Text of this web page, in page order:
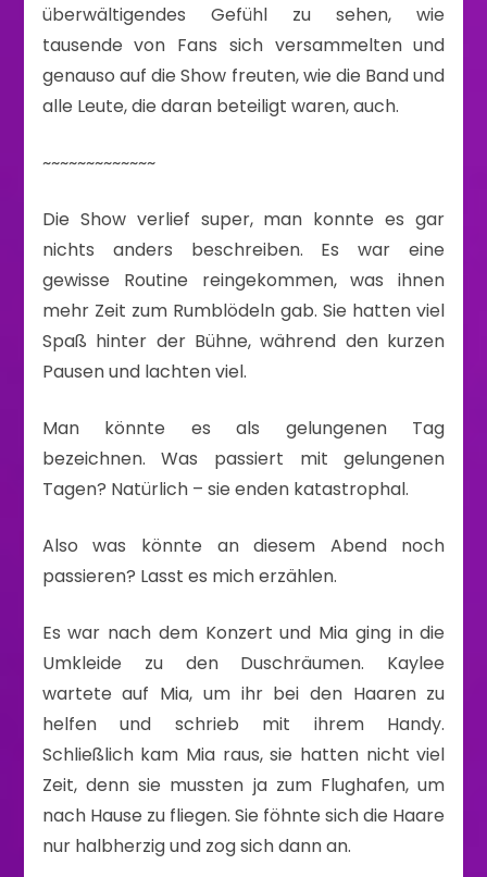
überwältigendes Gefühl zu sehen, wie
tausende von Fans sich versammelten und
genauso auf die Show freuten, wie die Band und
alle Leute, die daran beteiligt waren, auch.
~~~~~~~~~~~~~
Die Show verlief super, man konnte es gar
nichts anders beschreiben. Es war eine
gewisse Routine reingekommen, was ihnen
mehr Zeit zum Rumblödeln gab. Sie hatten viel
Spaß hinter der Bühne, während den kurzen
Pausen und lachten viel.
Man könnte es als gelungenen Tag
bezeichnen. Was passiert mit gelungenen
Tagen? Natürlich – sie enden katastrophal.
Also was könnte an diesem Abend noch
passieren? Lasst es mich erzählen.
Es war nach dem Konzert und Mia ging in die
Umkleide zu den Duschräumen. Kaylee
wartete auf Mia, um ihr bei den Haaren zu
helfen und schrieb mit ihrem Handy.
Schließlich kam Mia raus, sie hatten nicht viel
Zeit, denn sie mussten ja zum Flughafen, um
nach Hause zu fliegen. Sie föhnte sich die Haare
nur halbherzig und zog sich dann an.